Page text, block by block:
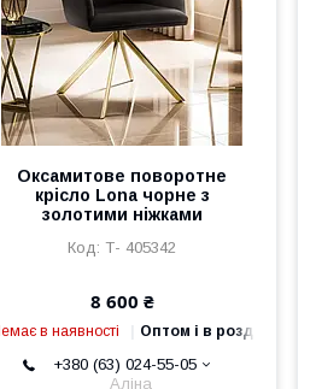
Оксамитове поворотне
крісло Lona чорне з
золотими ніжками
Т- 405342
8 600 ₴
в наявності Оптом і в роздріб
+380 (63) 024-55-05
Аліна